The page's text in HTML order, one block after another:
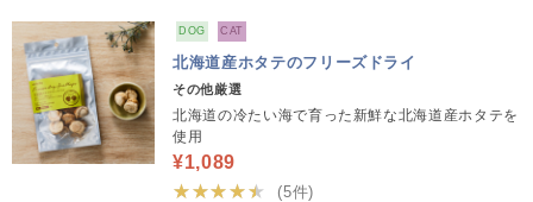
DOG CAT
北海道産ホタテのフリーズドライ
その他厳選
北海道の冷たい海で育った新鮮な北海道産ホタテを
使用
¥1,089
★★★★★
(5件)